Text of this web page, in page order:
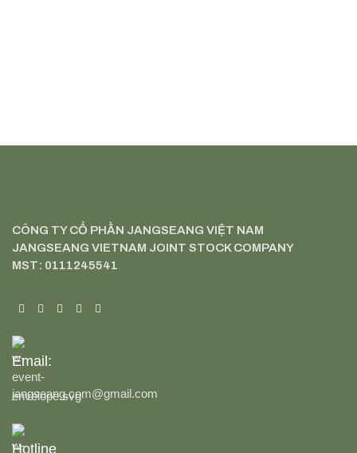
CÔNG TY CỔ PHẦN JANGSEANG VIỆT NAM
JANGSEANG VIETNAM JOINT STOCK COMPANY
MST: 0111245541
Email:
jangseang.com@gmail.com
Hotline